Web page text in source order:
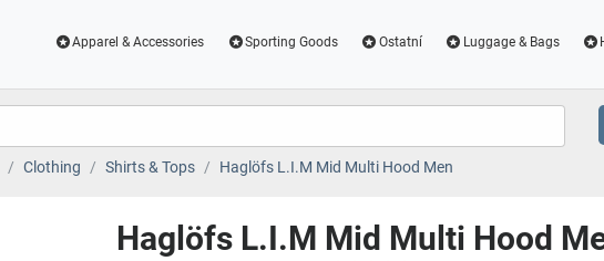
Apparel & Accessories Sporting Goods Ostatní Luggage & Bags
Clothing Shirts & Tops Haglöfs L.I.M Mid Multi Hood Men
Haglöfs L.I.M Mid Multi Hood